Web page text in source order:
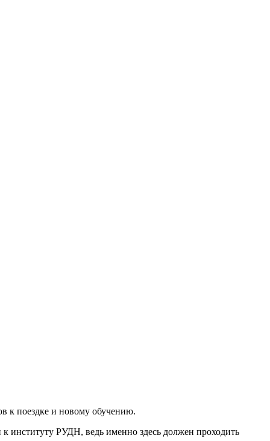
к поездке и новому обучению.
институту РУДН, ведь именно здесь должен проходить